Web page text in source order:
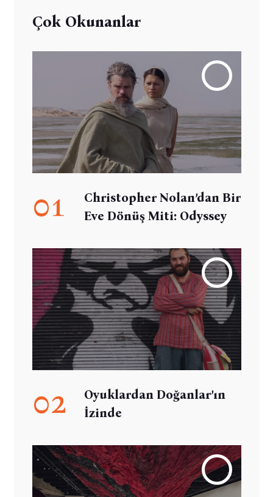
Çok Okunanlar
01
Christopher Nolan’dan Bir
Eve Dönüş Miti: Odyssey
02
Oyuklardan Doğanlar’ın
İzinde